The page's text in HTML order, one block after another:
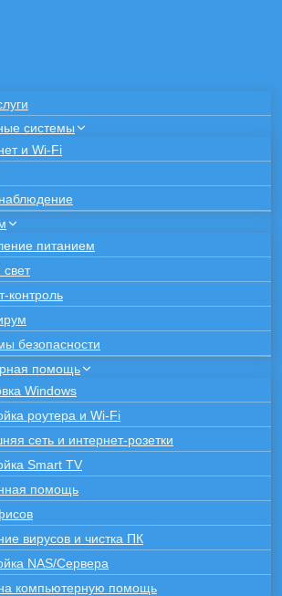
системы
и Wi-Fi
питанием
контроль
безопасности
помощь
Windows
роутера и Wi-Fi
сеть и интернет-розетки
Smart TV
помощь
вирусов и чистка ПК
NAS/Сервера
компьютерную помощь